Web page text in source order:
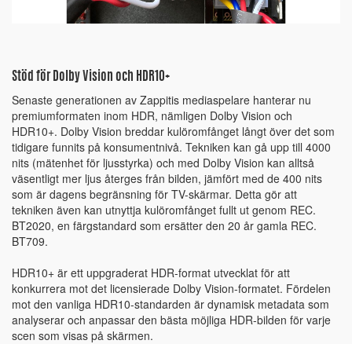
Stöd för Dolby Vision och HDR10+
Senaste generationen av Zappitis mediaspelare hanterar nu
premiumformaten inom HDR, nämligen Dolby Vision och
HDR10+. Dolby Vision breddar kulöromfånget långt över det som
tidigare funnits på konsumentnivå. Tekniken kan gå upp till 4000
nits (mätenhet för ljusstyrka) och med Dolby Vision kan alltså
väsentligt mer ljus återges från bilden, jämfört med de 400 nits
som är dagens begränsning för TV-skärmar. Detta gör att
tekniken även kan utnyttja kulöromfånget fullt ut genom REC.
BT2020, en färgstandard som ersätter den 20 år gamla REC.
BT709.
HDR10+ är ett uppgraderat HDR-format utvecklat för att
konkurrera mot det licensierade Dolby Vision-formatet. Fördelen
mot den vanliga HDR10-standarden är dynamisk metadata som
analyserar och anpassar den bästa möjliga HDR-bilden för varje
scen som visas på skärmen.